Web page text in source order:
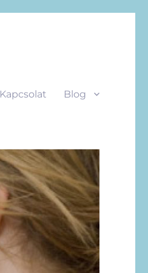
Kapcsolat Blog